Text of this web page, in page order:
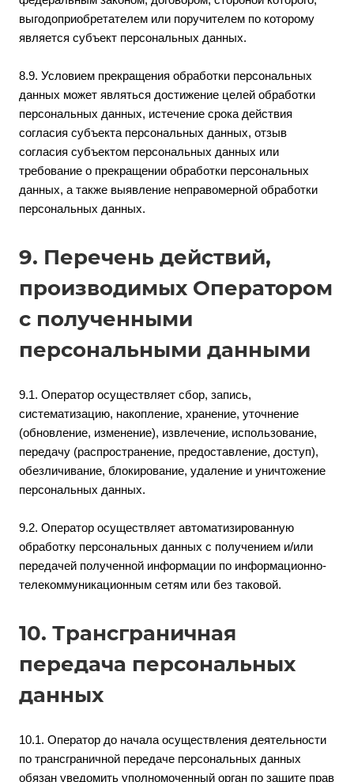
выгодоприобретателем или поручителем по которому
является субъект персональных данных.
8.9. Условием прекращения обработки персональных
данных может являться достижение целей обработки
персональных данных, истечение срока действия
согласия субъекта персональных данных, отзыв
согласия субъектом персональных данных или
требование о прекращении обработки персональных
данных, а также выявление неправомерной обработки
персональных данных.
9. Перечень действий,
производимых Оператором
с полученными
персональными данными
9.1. Оператор осуществляет сбор, запись,
систематизацию, накопление, хранение, уточнение
(обновление, изменение), извлечение, использование,
передачу (распространение, предоставление, доступ),
обезличивание, блокирование, удаление и уничтожение
персональных данных.
9.2. Оператор осуществляет автоматизированную
обработку персональных данных с получением и/или
передачей полученной информации по информационно-
телекоммуникационным сетям или без таковой.
10. Трансграничная
передача персональных
данных
10.1. Оператор до начала осуществления деятельности
по трансграничной передаче персональных данных
обязан уведомить уполномоченный орган по защите прав